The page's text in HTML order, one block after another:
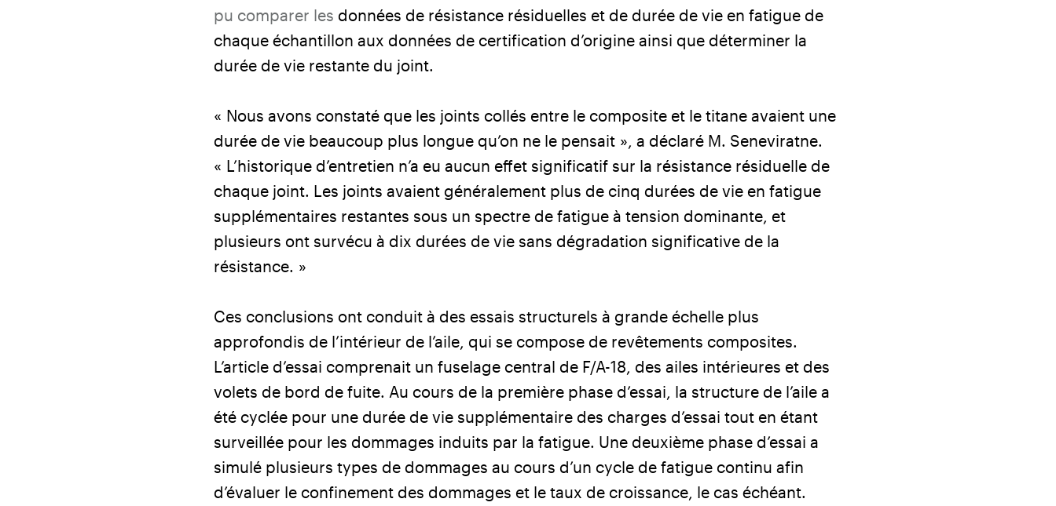
pu comparer les données de résistance résiduelles et de durée de vie en fatigue de
chaque échantillon aux données de certification d’origine ainsi que déterminer la
durée de vie restante du joint.
« Nous avons constaté que les joints collés entre le composite et le titane avaient une
durée de vie beaucoup plus longue qu’on ne le pensait », a déclaré M. Seneviratne.
« L’historique d’entretien n’a eu aucun effet significatif sur la résistance résiduelle de
chaque joint. Les joints avaient généralement plus de cinq durées de vie en fatigue
supplémentaires restantes sous un spectre de fatigue à tension dominante, et
plusieurs ont survécu à dix durées de vie sans dégradation significative de la
résistance. »
Ces conclusions ont conduit à des essais structurels à grande échelle plus
approfondis de l’intérieur de l’aile, qui se compose de revêtements composites.
L’article d’essai comprenait un fuselage central de F/A-18, des ailes intérieures et des
volets de bord de fuite. Au cours de la première phase d’essai, la structure de l’aile a
été cyclée pour une durée de vie supplémentaire des charges d’essai tout en étant
surveillée pour les dommages induits par la fatigue. Une deuxième phase d’essai a
simulé plusieurs types de dommages au cours d’un cycle de fatigue continu afin
d’évaluer le confinement des dommages et le taux de croissance, le cas échéant.